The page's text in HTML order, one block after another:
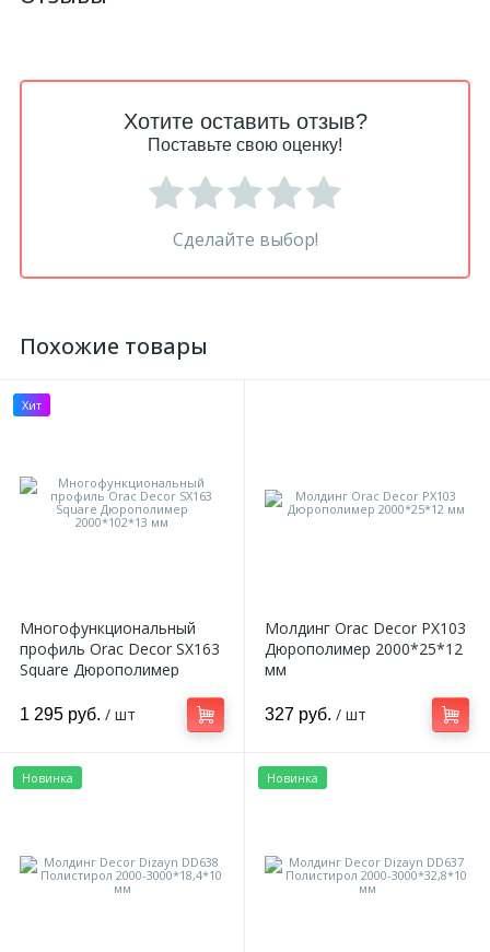
Хотите оставить отзыв?
Поставьте свою оценку!
Сделайте выбор!
Похожие товары
Хит
Многофункциональный
профиль Orac Decor SX163
Square Дюрополимер
1 295 руб. / шт
Молдинг Orac Decor PX103
Дюрополимер 2000*25*12
мм
327 руб. / шт
Новинка Новинка